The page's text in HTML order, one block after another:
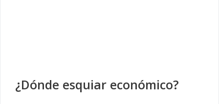
¿Dónde esquiar económico?